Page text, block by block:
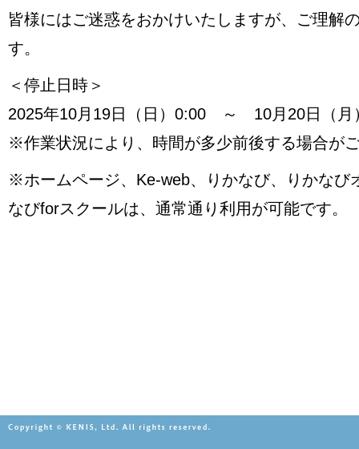
皆様にはご迷惑をおかけいたしますが、ご理解
す。
＜停止日時＞
2025年10月19日（日）0:00 ～ 10月20日（月
※作業状況により、時間が多少前後する場合が
※ホームページ、Ke-web、りかなび、りかなび
なびforスクールは、通常通り利用が可能です。